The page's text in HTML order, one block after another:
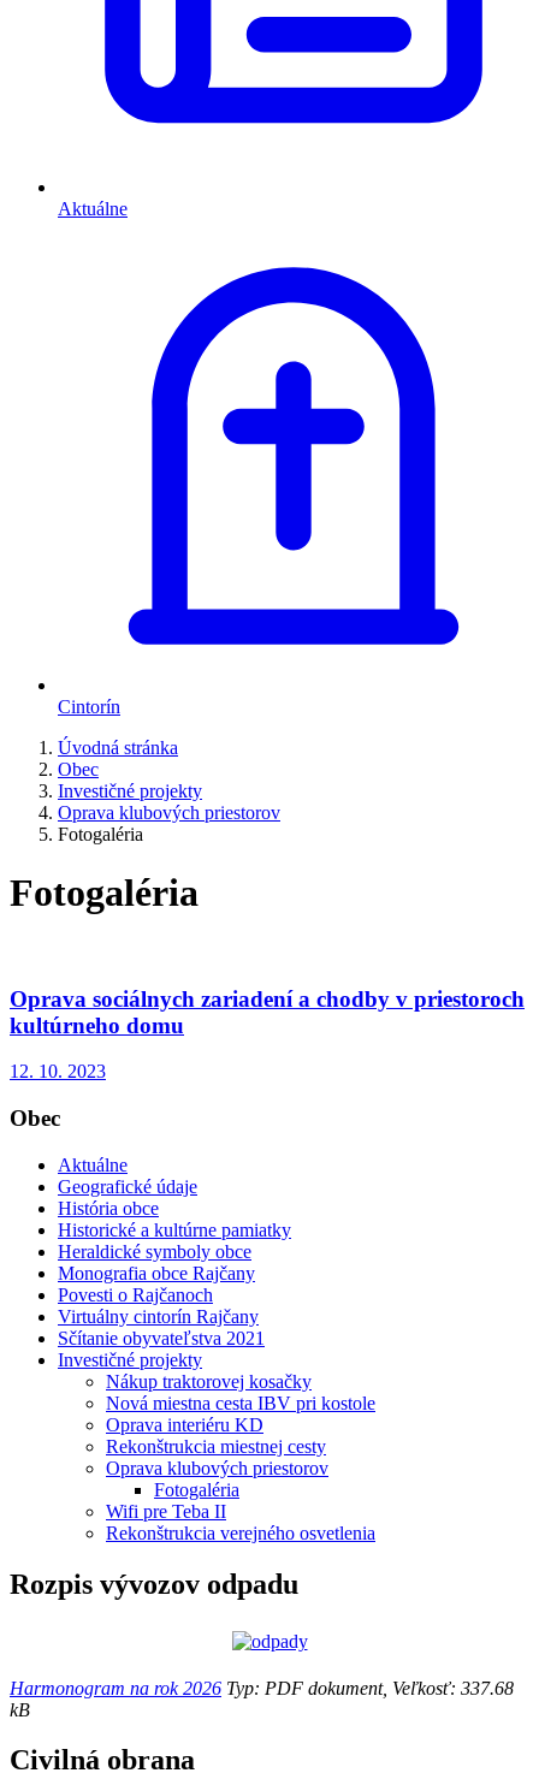
Aktuálne
Cintorín
Úvodná stránka
Obec
Investičné projekty
Oprava klubových priestorov
Fotogaléria
Fotogaléria
Oprava sociálnych zariadení a chodby v priestoroch
kultúrneho domu
12. 10. 2023
Obec
Aktuálne
Geografické údaje
História obce
Historické a kultúrne pamiatky
Heraldické symboly obce
Monografia obce Rajčany
Povesti o Rajčanoch
Virtuálny cintorín Rajčany
Sčítanie obyvateľstva 2021
Investičné projekty
Nákup traktorovej kosačky
Nová miestna cesta IBV pri kostole
Oprava interiéru KD
Rekonštrukcia miestnej cesty
Oprava klubových priestorov
Fotogaléria
Wifi pre Teba II
Rekonštrukcia verejného osvetlenia
Rozpis vývozov odpadu
Harmonogram na rok 2026 Typ: PDF dokument, Veľkosť: 337.68
kB
Civilná obrana